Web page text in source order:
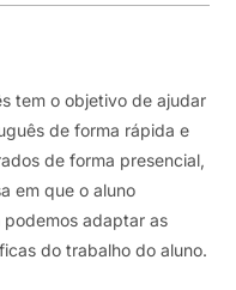
tem o objetivo de ajudar
de forma rápida e
de forma presencial,
em que o aluno
adaptar as
do trabalho do aluno.